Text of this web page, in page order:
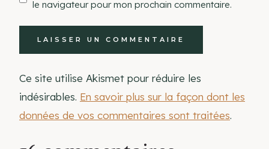
le navigateur pour mon prochain commentaire.
Ce site utilise Akismet pour réduire les
indésirables. En savoir plus sur la façon dont les
données de vos commentaires sont traitées.